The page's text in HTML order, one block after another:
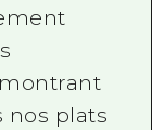
nos plats